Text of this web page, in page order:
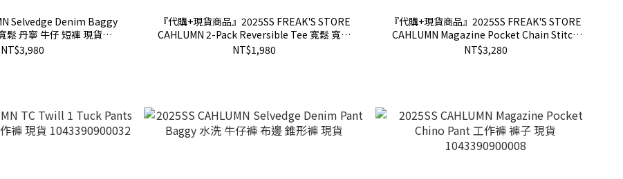
Selvedge Denim Baggy
鬆 丹寧 牛仔 短褲 現貨
NT$3,980
『代購+現貨商品』2025SS FREAK'S STORE
CAHLUMN 2-Pack Reversible Tee 寬鬆 寬版
短T 素T 2件一組 現貨 1027390900007
NT$1,980
『代購+現貨商品』2025SS FREAK'S STORE
CAHLUMN Magazine Pocket Chain Stitch
Open Collar Shirt 寬版 開襟 短袖 襯衫 現貨
1006390900003
NT$3,280